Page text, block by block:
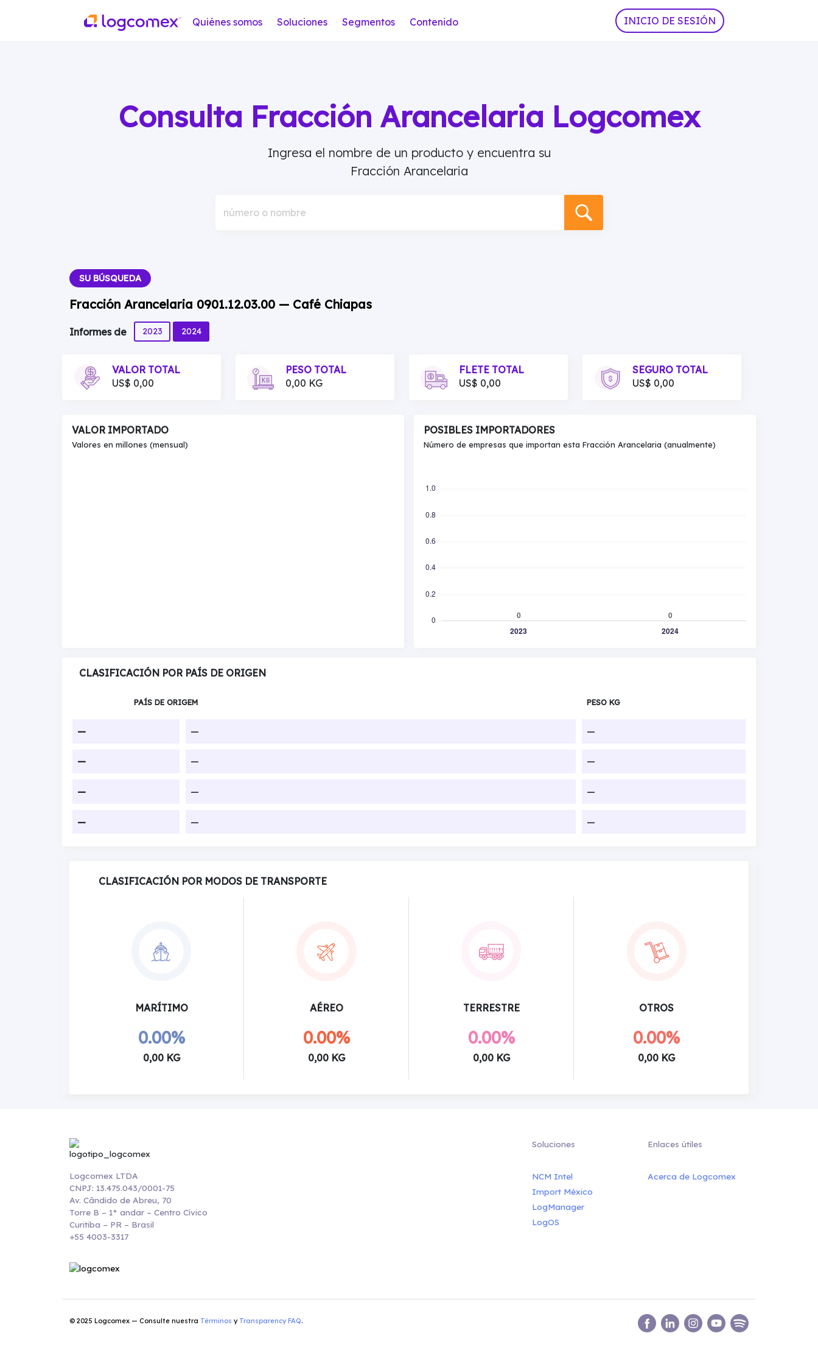
Quiénes somos Soluciones Segmentos Contenido INICIO DE SESIÓN
Consulta Fracción Arancelaria Logcomex
Ingresa el nombre de un producto y encuentra su
Fracción Arancelaria
número o nombre
SU BÚSQUEDA
Fracción Arancelaria 0901.12.03.00 — Café Chiapas
Informes de 2023 2024
VALOR TOTAL
US$ 0,00
PESO TOTAL
0,00 KG
FLETE TOTAL
US$ 0,00
SEGURO TOTAL
US$ 0,00
VALOR IMPORTADO
Valores en millones (mensual)
POSIBLES IMPORTADORES
Número de empresas que importan esta Fracción Arancelaria (anualmente)
CLASIFICACIÓN POR PAÍS DE ORIGEN
PAÍS DE ORIGEM PESO KG
— — —
— — —
— — —
— — —
CLASIFICACIÓN POR MODOS DE TRANSPORTE
MARÍTIMO
0.00%
0,00 KG
AÉREO
0.00%
0,00 KG
TERRESTRE
0.00%
0,00 KG
OTROS
0.00%
0,00 KG
Logcomex LTDA
CNPJ: 13.475.043/0001-75
Av. Cândido de Abreu, 70
Torre B – 1° andar – Centro Cívico
Curitiba – PR – Brasil
+55 4003-3317
Soluciones
NCM Intel
Import México
LogManager
LogOS
Enlaces útiles
Acerca de Logcomex
© 2025 Logcomex — Consulte nuestra Términos y Transparency FAQ.